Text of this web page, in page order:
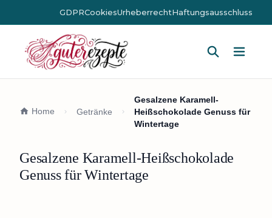
GDPRCookiesUrheberrechtHaftungsausschluss
Home Getränke
Gesalzene Karamell-
Heißschokolade Genuss für
Wintertage
Gesalzene Karamell-Heißschokolade
Genuss für Wintertage